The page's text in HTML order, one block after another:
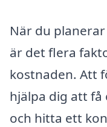
När du
är det flera
kostnaden. Att
hjälpa dig att
och hitta ett